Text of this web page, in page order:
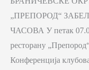
„ПРЕПОРОД“
ЧАСОВА У петак
ресторану
Конференција